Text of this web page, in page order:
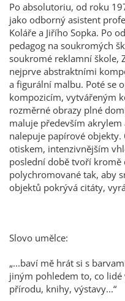
Po absolutoriu, od roku
jako odborný asistent
Koláře a Jiřího Sopka. Po
pedagog na soukromých
soukromé reklamní škole,
nejprve abstraktními
a figurální malbu. Poté se
kompozicím, vytvářeným
rozměrné obrazy plné
maluje především
nalepuje papírové
otiskem, intenzivnějším
poslední době tvoří
polychromované tak, aby
objektů pokrývá citáty,
Slovo umělce:
„...baví mě hrát si s
jiným pohledem to, co
přírodu, knihy, výstavy...“